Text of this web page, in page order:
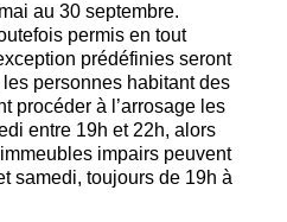
au 30 septembre.
permis en tout
prédéfinies seront
personnes habitant des
procéder à l’arrosage les
entre 19h et 22h, alors
impairs peuvent
samedi, toujours de 19h à